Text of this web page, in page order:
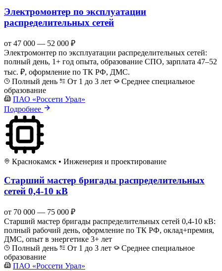
Электромонтер по эксплуатации
распределительных сетей
от 47 000 — 52 000 ₽
Электромонтер по эксплуатации распределительных сетей:
полный день, 1+ год опыта, образование СПО, зарплата 47–52
тыс. ₽, оформление по ТК РФ, ДМС.
Полный день
От 1 до 3 лет
Среднее специальное
образование
ПАО «Россети Урал»
Подробнее
Краснокамск • Инженерия и проектирование
Старший мастер бригады распределительных
сетей 0,4-10 кВ
от 70 000 — 75 000 ₽
Старший мастер бригады распределительных сетей 0,4-10 кВ:
полный рабочий день, оформление по ТК РФ, оклад+премия,
ДМС, опыт в энергетике 3+ лет
Полный день
От 1 до 3 лет
Среднее специальное
образование
ПАО «Россети Урал»